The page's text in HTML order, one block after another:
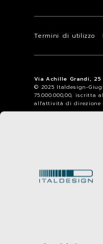
Termini di utilizzo
Via Achille Grandi,
© 2025 Italdesign-
75.000.000,00, iscritta
all'attività di direzione